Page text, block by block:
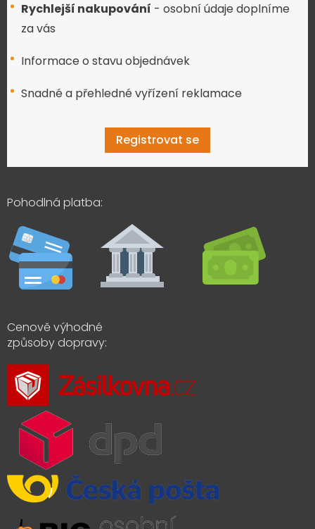
Rychlejší nakupování - osobní údaje doplníme
za vás
Informace o stavu objednávek
Snadné a přehledné vyřízení reklamace
Registrovat se
Pohodlná platba:
Cenově výhodné
způsoby dopravy: